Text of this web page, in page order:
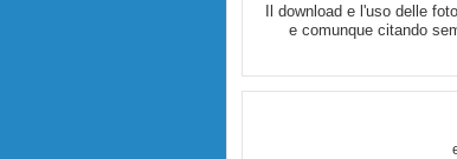
Il download e l'uso delle
e comunque citando